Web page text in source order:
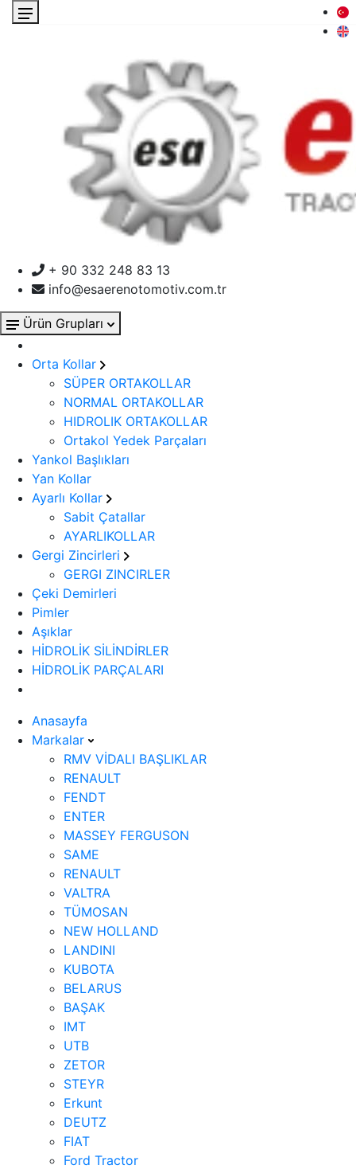
+ 90 332 248 83 13
info@esaerenotomotiv.com.tr
Ürün Grupları
Orta Kollar
SÜPER ORTAKOLLAR
NORMAL ORTAKOLLAR
HIDROLIK ORTAKOLLAR
Ortakol Yedek Parçaları
Yankol Başlıkları
Yan Kollar
Ayarlı Kollar
Sabit Çatallar
AYARLIKOLLAR
Gergi Zincirleri
GERGI ZINCIRLER
Çeki Demirleri
Pimler
Aşıklar
HİDROLİK SİLİNDİRLER
HİDROLİK PARÇALARI
Anasayfa
Markalar
RMV VİDALI BAŞLIKLAR
RENAULT
FENDT
ENTER
MASSEY FERGUSON
SAME
RENAULT
VALTRA
TÜMOSAN
NEW HOLLAND
LANDINI
KUBOTA
BELARUS
BAŞAK
IMT
UTB
ZETOR
STEYR
Erkunt
DEUTZ
FIAT
Ford Tractor